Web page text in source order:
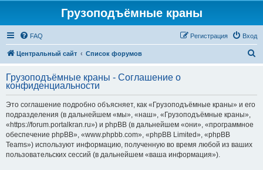
Грузоподъёмные краны
FAQ Вход
Регистрация
Центральный сайт Список форумов
с
Грузоподъёмные краны - Соглашение о
конфиденциальности
Это соглашение подробно объясняет, как «Грузоподъёмные краны» и его
подразделения (в дальнейшем «мы», «наш», «Грузоподъёмные краны»,
«https://forum.portalkran.ru») и phpBB (в дальнейшем «они», «программное
обеспечение phpBB», «www.phpbb.com», «phpBB Limited», «phpBB
Teams») используют информацию, полученную во время любой из ваших
пользовательских сессий (в дальнейшем «ваша информация»).